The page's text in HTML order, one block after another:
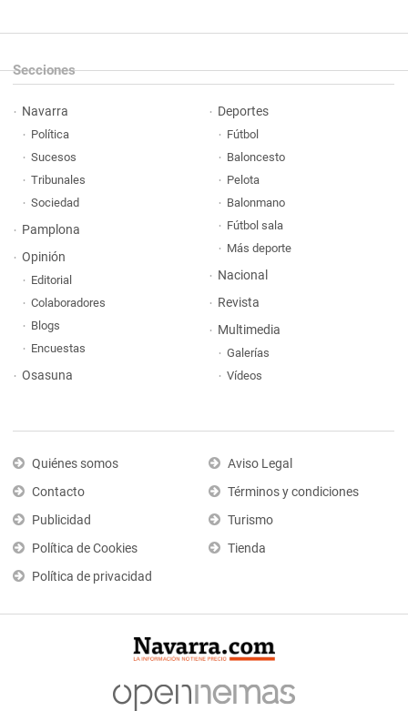
Secciones
Navarra
Política
Sucesos
Tribunales
Sociedad
Pamplona
Opinión
Editorial
Colaboradores
Blogs
Encuestas
Osasuna
Deportes
Fútbol
Baloncesto
Pelota
Balonmano
Fútbol sala
Más deporte
Nacional
Revista
Multimedia
Galerías
Vídeos
Quiénes somos
Contacto
Publicidad
Política de Cookies
Política de privacidad
Aviso Legal
Términos y condiciones
Turismo
Tienda